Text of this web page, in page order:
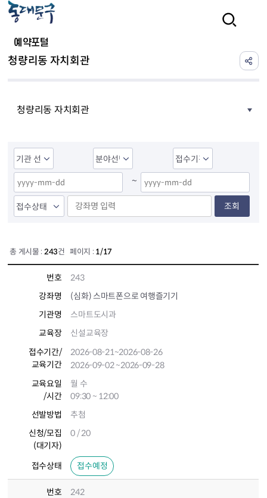
예약포털
청량리동 자치회관
청량리동 자치회관
~
조회
총 게시물 : 243건 페이지 : 1/17
번호
243
강좌명
(심화) 스마트폰으로 여행즐기기
기관명
스마트도시과
교육장
신설교육장
접수기간/
교육기간
2026-08-21~2026-08-26
2026-09-02~2026-09-28
교육요일
/시간
월 수
09:30 ~ 12:00
선발방법
추첨
신청/모집
(대기자)
0 / 20
접수상태 접수예정
번호
242